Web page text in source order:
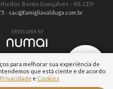
Bento Gonçalves – RS. CEP:
- sac@famigliavalduga.com.br
DEVELOPER BY
para melhorar sua experiência de
que está ciente e de acordo
e Cookies